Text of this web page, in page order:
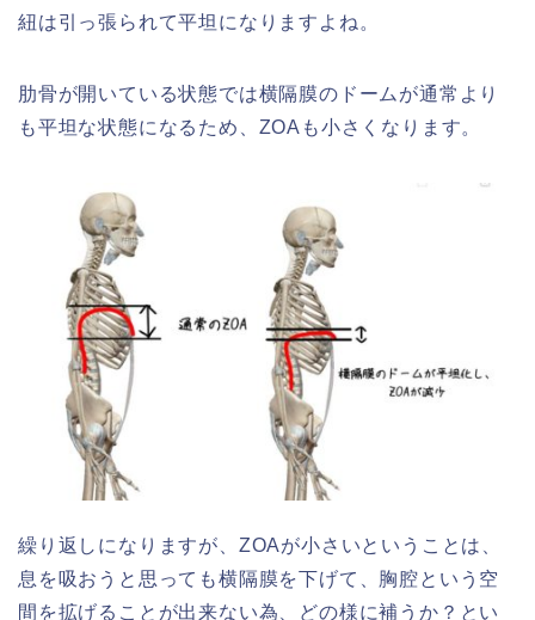
紐は引っ張られて平坦になりますよね。
肋骨が開いている状態では横隔膜のドームが通常より
も平坦な状態になるため、ZOAも小さくなります。
繰り返しになりますが、ZOAが小さいということは、
息を吸おうと思っても横隔膜を下げて、胸腔という空
間を拡げることが出来ない為、どの様に補うか？とい